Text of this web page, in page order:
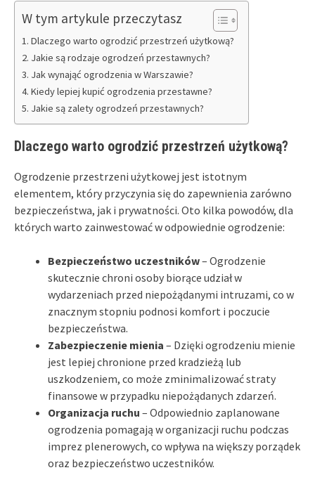
W tym artykule przeczytasz
Dlaczego warto ogrodzić przestrzeń użytkową?
Jakie są rodzaje ogrodzeń przestawnych?
Jak wynająć ogrodzenia w Warszawie?
Kiedy lepiej kupić ogrodzenia przestawne?
Jakie są zalety ogrodzeń przestawnych?
Dlaczego warto ogrodzić przestrzeń użytkową?
Ogrodzenie przestrzeni użytkowej jest istotnym
elementem, który przyczynia się do zapewnienia zarówno
bezpieczeństwa, jak i prywatności. Oto kilka powodów, dla
których warto zainwestować w odpowiednie ogrodzenie:
Bezpieczeństwo uczestników– Ogrodzenie
skutecznie chroni osoby biorące udział w
wydarzeniach przed niepożądanymi intruzami, co w
znacznym stopniu podnosi komfort i poczucie
bezpieczeństwa.
Zabezpieczenie mienia – Dzięki ogrodzeniu mienie
jest lepiej chronione przed kradzieżą lub
uszkodzeniem, co może zminimalizować straty
finansowe w przypadku niepożądanych zdarzeń.
Organizacja ruchu – Odpowiednio zaplanowane
ogrodzenia pomagają w organizacji ruchu podczas
imprez plenerowych, co wpływa na większy porządek
oraz bezpieczeństwo uczestników.